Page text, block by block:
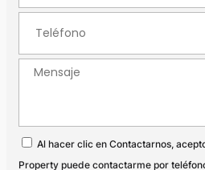
Al hacer clic en Contactarnos,
Property puede contactarme por